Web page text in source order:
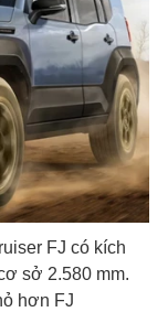
FJ có kích
sở 2.580 mm.
hơn FJ